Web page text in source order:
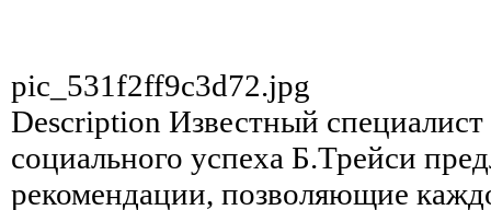
pic_531f2ff9c3d72.jpg
Description Известный
социального успеха Б.Трейси
рекомендации, позволяющие